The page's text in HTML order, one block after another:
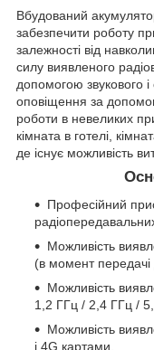
Вбудований
забезпечити роботу
залежності від
силу виявленого
допомогою звукового і
оповіщення за
роботи в невеликих
кімната в готелі,
де існує можливість
Професійний
Можливість
(в момент передачі
Можливість
1,2 ГГц / 2,4 ГГц /
Можливість
і 4G картами.